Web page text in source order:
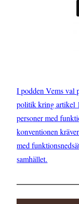
I podden Vems val
politik kring artikel
personer med
konventionen
med
samhället.